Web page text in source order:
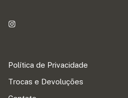
Política de Privacidade
Trocas e Devoluções